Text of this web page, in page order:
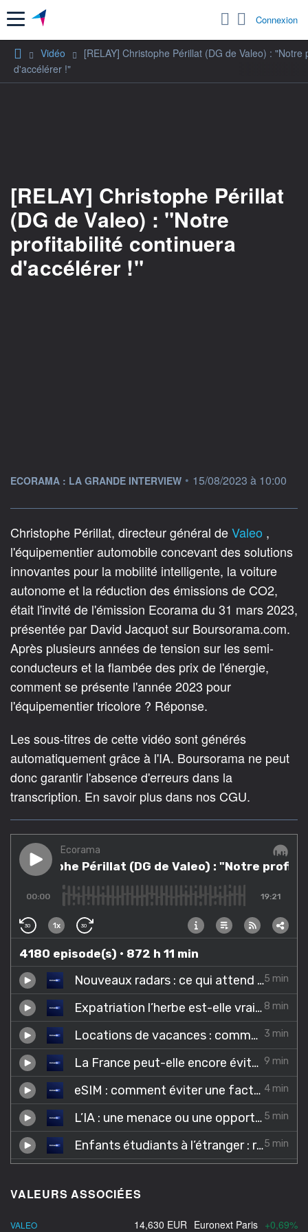
Menu Connexion
Vidéo
[RELAY] Christophe Périllat (DG de Valeo) :
d'accélérer !"
[RELAY] Christophe Périllat
(DG de Valeo) : "Notre
profitabilité continuera
d'accélérer !"
information fournie par
ECORAMA : LA GRANDE INTERVIEW • 15/08/2023 à 10:00
Christophe Périllat, directeur général deValeo ,
l'équipementier automobile concevant des solutions
innovantes pour la mobilité intelligente, la voiture
autonome et la réduction des émissions de CO2,
était l'invité de l'émission Ecorama du 31 mars 2023,
présentée par David Jacquot sur Boursorama.com.
Après plusieurs années de tension sur les semi-
conducteurs et la flambée des prix de l'énergie,
comment se présente l'année 2023 pour
l'équipementier tricolore ? Réponse.
Les sous-titres de cette vidéo sont générés
automatiquement grâce à l'IA. Boursorama ne peut
donc garantir l'absence d'erreurs dans la
transcription. En savoir plus dans nos CGU.
VALEURS ASSOCIÉES
VALEO 14,630 EUR Euronext Paris +0,69%